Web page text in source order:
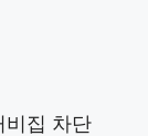
비집 차단